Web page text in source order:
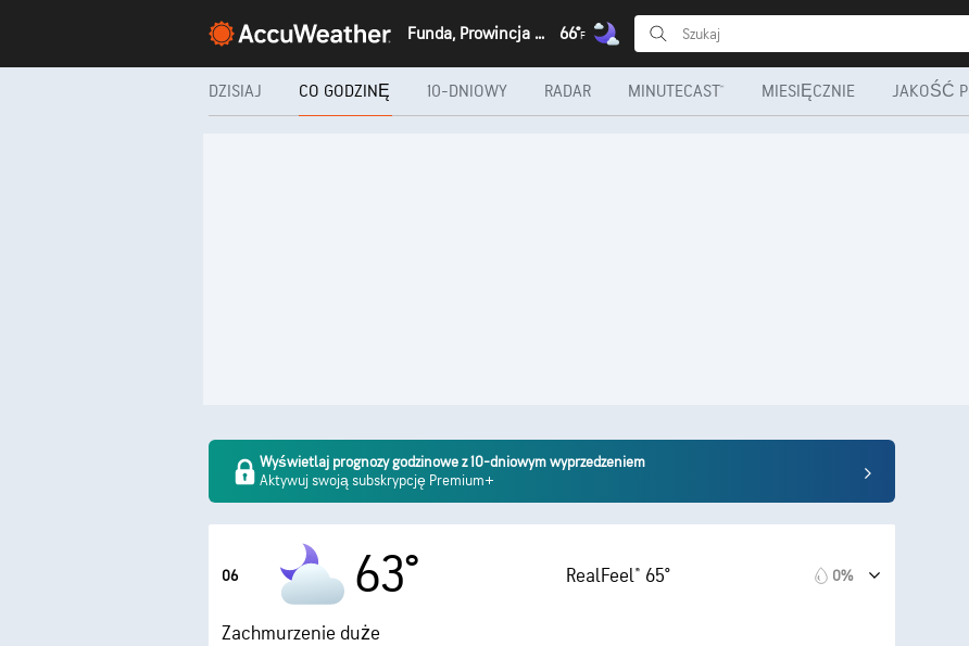
Funda, Prowincja Luanda 66°F
DZISIAJ CO GODZINĘ 10-DNIOWY RADAR MINUTECAST® MIESIĘCZNIE JAKOŚĆ
Wyświetlaj prognozy godzinowe z 10-dniowym wyprzedzeniem
Aktywuj swoją subskrypcję Premium+
06 63° RealFeel® 65° 0%
Zachmurzenie duże